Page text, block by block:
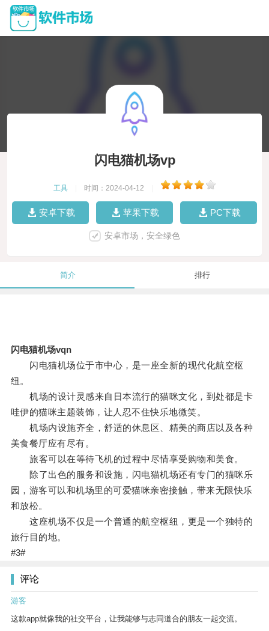
闪电猫机场vp
工具 时间：2024-04-12
安卓下载 苹果下载 PC下载
安卓市场，安全绿色
简介 排行
闪电猫机场vqn
闪电猫机场位于市中心，是一座全新的现代化航空枢
纽。
机场的设计灵感来自日本流行的猫咪文化，到处都是卡
哇伊的猫咪主题装饰，让人忍不住快乐地微笑。
机场内设施齐全，舒适的休息区、精美的商店以及各种
美食餐厅应有尽有。
旅客可以在等待飞机的过程中尽情享受购物和美食。
除了出色的服务和设施，闪电猫机场还有专门的猫咪乐
园，游客可以和机场里的可爱猫咪亲密接触，带来无限快乐
和放松。
这座机场不仅是一个普通的航空枢纽，更是一个独特的
旅行目的地。
#3#
评论
游客
这款app就像我的社交平台，让我能够与志同道合的朋友一起交流。